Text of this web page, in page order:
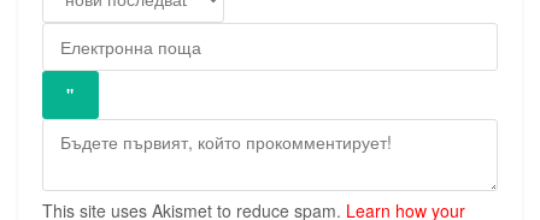
This site uses Akismet to reduce spam. Learn how your